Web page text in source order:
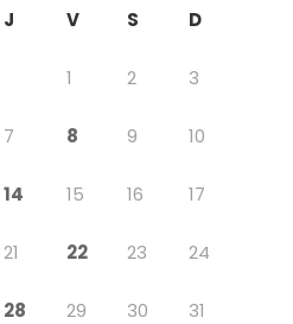
J V S D
1 2 3
7 8 9 10
14 15 16 17
21 22 23 24
28 29 30
31